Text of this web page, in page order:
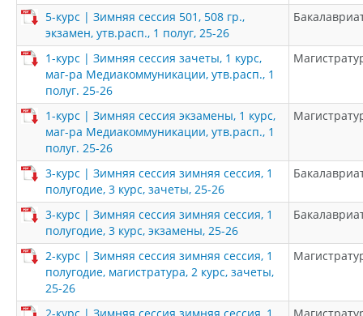
5-курс | Зимняя сессия 501, 508 гр.,
экзамен, утв.расп., 1 полуг, 25-26
1-курс | Зимняя сессия зачеты, 1 курс,
маг-ра Медиакоммуникации, утв.расп., 1
полуг. 25-26
1-курс | Зимняя сессия экзамены, 1 курс,
маг-ра Медиакоммуникации, утв.расп., 1
полуг. 25-26
3-курс | Зимняя сессия зимняя сессия, 1
полугодие, 3 курс, зачеты, 25-26
3-курс | Зимняя сессия зимняя сессия, 1
полугодие, 3 курс, экзамены, 25-26
2-курс | Зимняя сессия зимняя сессия, 1
полугодие, магистратура, 2 курс, зачеты,
25-26